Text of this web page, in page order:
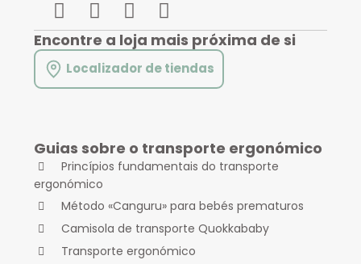
Encontre a loja mais próxima de si
Localizador de tiendas
Guias sobre o transporte ergonómico
Princípios fundamentais do transporte
ergonómico
Método «Canguru» para bebés prematuros
Camisola de transporte Quokkababy
Transporte ergonómico